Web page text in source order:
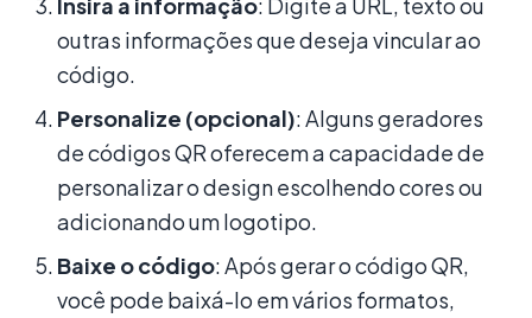
outras informações que deseja vincular ao
código.
Personalize (opcional): Alguns geradores
de códigos QR oferecem a capacidade de
personalizar o design escolhendo cores ou
adicionando um logotipo.
Baixe o código: Após gerar o código QR,
você pode baixá-lo em vários formatos,